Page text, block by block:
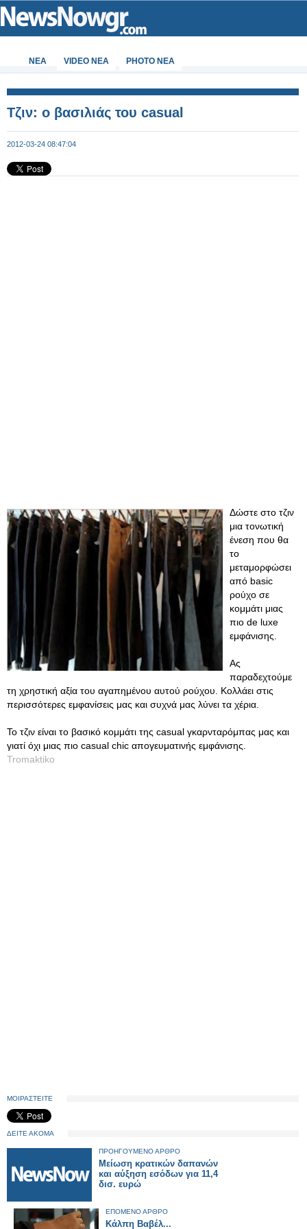
ΝΕΑ VIDEO NEA PHOTO NEA
Τζιν: o βασιλιάς του casual
2012-03-24 08:47:04
Δώστε στο τζιν
μια τονωτική
ένεση που θα
το
μεταμορφώσει
από basic
ρούχο σε
κομμάτι μιας
πιο de luxe
εμφάνισης.
Ας
παραδεχτούμε
τη χρηστική αξία του αγαπημένου αυτού ρούχου. Κολλάει στις
περισσότερες εμφανίσεις μας και συχνά μας λύνει τα χέρια.
Το τζιν είναι το βασικό κομμάτι της casual γκαρνταρόμπας μας και
γιατί όχι μιας πιο casual chic απογευματινής εμφάνισης.
Tromaktiko
ΜΟΙΡΑΣΤΕΙΤΕ
ΔΕΙΤΕ ΑΚΟΜΑ
ΠΡΟΗΓΟΥΜΕΝΟ ΑΡΘΡΟ
Μείωση κρατικών δαπανών
και αύξηση εσόδων για 11,4
δισ. ευρώ
ΕΠΟΜΕΝΟ ΑΡΘΡΟ
Κάλπη Βαβέλ...